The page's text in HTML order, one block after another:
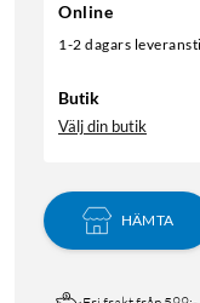
Online
1-2 dagars
Butik
Välj din butik
HÄMTA